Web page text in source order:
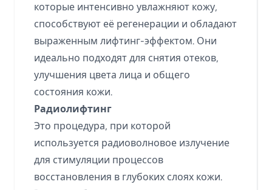
которые интенсивно увлажняют кожу,
способствуют её регенерации и обладают
выраженным лифтинг-эффектом. Они
идеально подходят для снятия отеков,
улучшения цвета лица и общего
состояния кожи.
Радиолифтинг
Это процедура, при которой
используется радиоволновое излучение
для стимуляции процессов
восстановления в глубоких слоях кожи.